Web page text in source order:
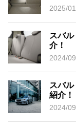
2025/
スバ
介！
2024/
スバ
紹介！
2024/